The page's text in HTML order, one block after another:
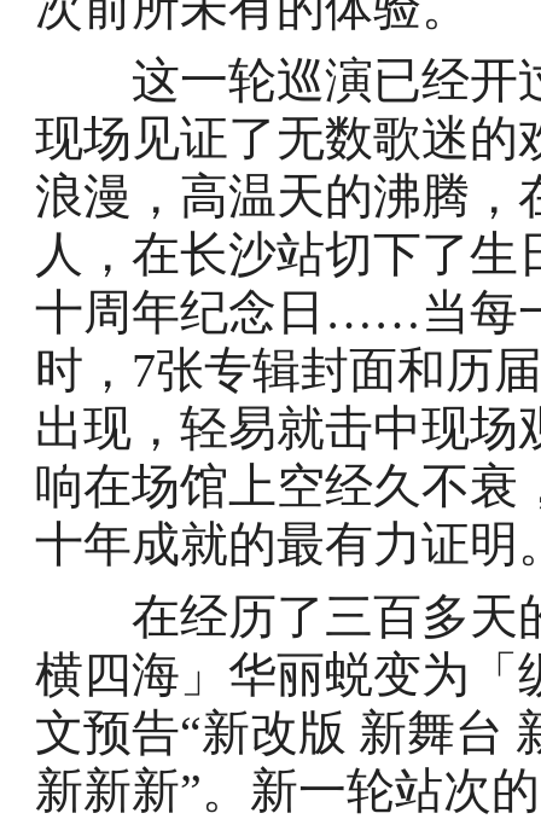
这一轮巡演已经开
现场见证了无数歌迷的
浪漫，高温天的沸腾，
人，在长沙站切下了
十周年纪念日……当每
时，7张专辑封面和历
出现，轻易就击中现
响在场馆上空经久不衰
十年成就的最有力证明
在经历了三百多天
横四海」华丽蜕变为「
文预告“新改版 新舞台
新新新”。新一轮站次